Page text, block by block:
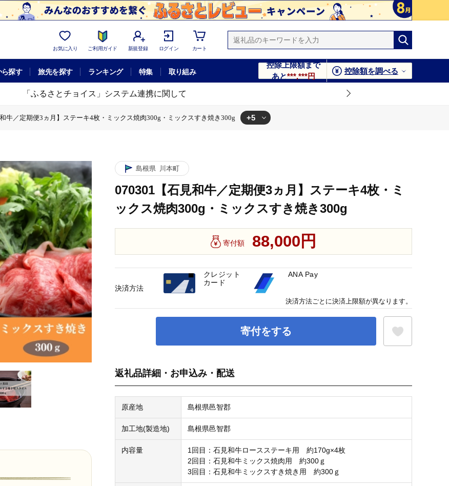
お気に入り ご利用ガイド 新規登録 ログイン カート
探す 旅先を探す ランキング 特集 取り組み
控除上限額まで
あと***,***円
控除額を調べる
「ふるさとチョイス」システム連携に関して
牛／定期便3ヵ月】ステーキ4枚・ミックス焼肉300g・ミックスすき焼き300g +5
定期便3ヵ月】ステーキ4枚・ミックス焼肉300g・ミックスすき焼き300g
島根県 川本町
070301【石見和牛／定期便3ヵ月】ステーキ4枚・ミ
ックス焼肉300g・ミックスすき焼き300g
寄付額 88,000円
寄付をする
返礼品詳細・お申込み・配送
原産地 島根県邑智郡
加工地(製造地) 島根県邑智郡
内容量
1回目：石見和牛ロースステーキ用 約170g×4枚
2回目：石見和牛ミックス焼肉用 約300ｇ
3回目：石見和牛ミックスすき焼き用 約300ｇ
決済方法
クレジット
カード
ANA Pay
決済方法ごとに決済上限額が異なります。